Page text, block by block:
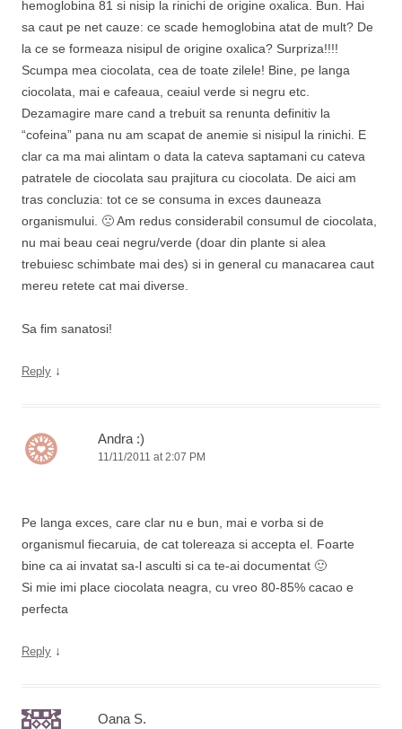
hemoglobina 81 si nisip la rinichi de origine oxalica. Bun. Hai
sa caut pe net cauze: ce scade hemoglobina atat de mult? De
la ce se formeaza nisipul de origine oxalica? Surpriza!!!!
Scumpa mea ciocolata, cea de toate zilele! Bine, pe langa
ciocolata, mai e cafeaua, ceaiul verde si negru etc.
Dezamagire mare cand a trebuit sa renunta definitiv la
“cofeina” pana nu am scapat de anemie si nisipul la rinichi. E
clar ca ma mai alintam o data la cateva saptamani cu cateva
patratele de ciocolata sau prajitura cu ciocolata. De aici am
tras concluzia: tot ce se consuma in exces dauneaza
organismului. 🙁 Am redus considerabil consumul de ciocolata,
nu mai beau ceai negru/verde (doar din plante si alea
trebuiesc schimbate mai des) si in general cu manacarea caut
mereu retete cat mai diverse.
Sa fim sanatosi!
Reply ↓
Andra :)
11/11/2011 at 2:07 PM
Pe langa exces, care clar nu e bun, mai e vorba si de
organismul fiecaruia, de cat tolereaza si accepta el. Foarte
bine ca ai invatat sa-l asculti si ca te-ai documentat 🙂
Si mie imi place ciocolata neagra, cu vreo 80-85% cacao e
perfecta
Reply ↓
Oana S.